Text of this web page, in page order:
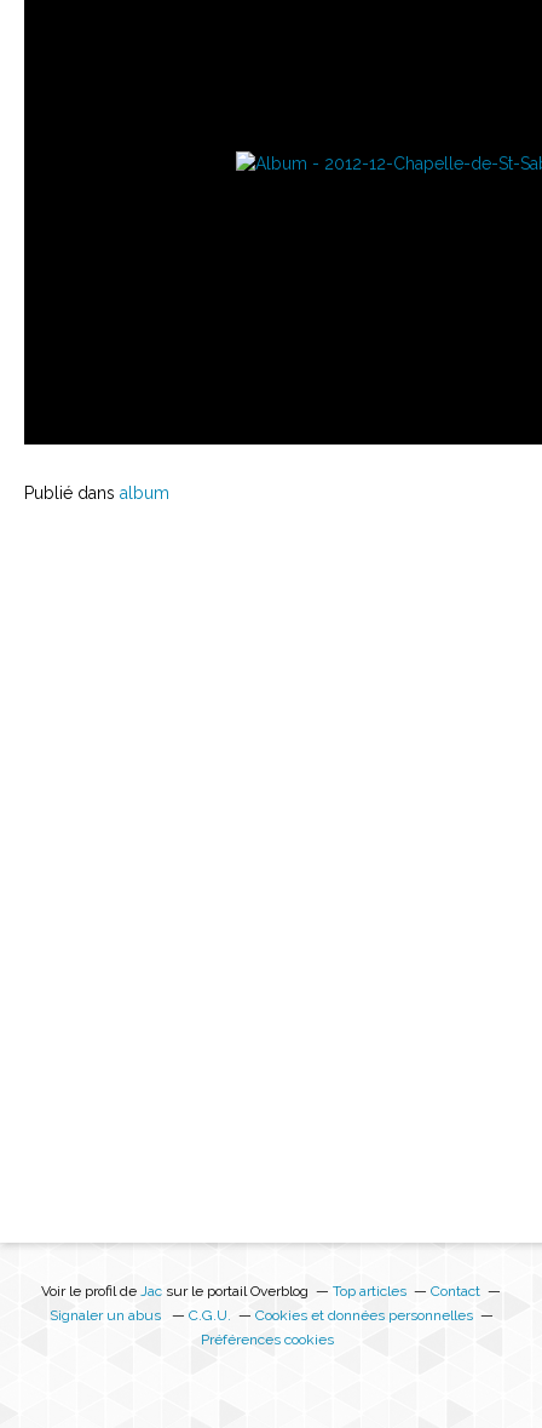
Publié dans album
Voir le profil de Jac sur le portail Overblog Top articles
Contact
Signaler un abus
C.G.U.
Cookies et données personnelles
Préférences cookies